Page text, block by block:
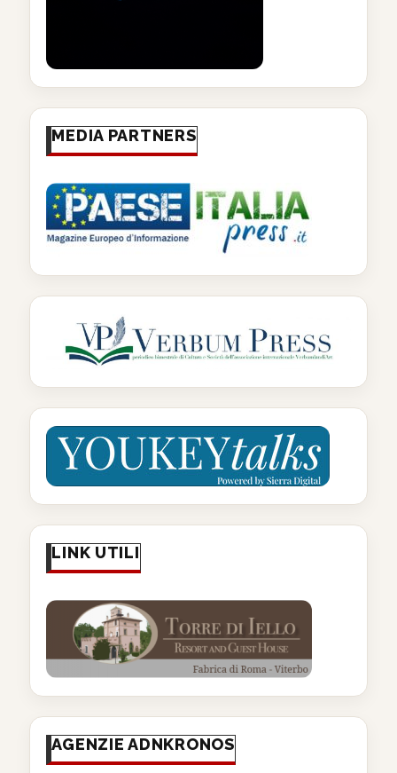
MEDIA PARTNERS
LINK UTILI
AGENZIE ADNKRONOS